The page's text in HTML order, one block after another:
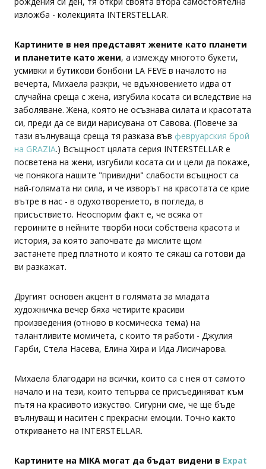
изложба - колекцията INTERSTELLAR.
Картините в нея представят жените като планети
и планетите като жени, а измежду многото букети,
усмивки и бутикови бонбони LA FEVE в началото на
вечерта, Михаела разкри, че вдъхновението идва от
случайна среща с жена, изгубила косата си вследствие на
заболяване. Жена, която не осъзнава силата и красотата
си, преди да се види нарисувана от Савова. (Повече за
тази вълнуваща среща тя разказа във февруарския брой
на GRAZIA.) Всъщност цялата серия INTERSTELLAR е
посветена на жени, изгубили косата си и цели да покаже,
че понякога нашите "привидни" слабости всъщност са
най-голямата ни сила, и че изворът на красотата се крие
вътре в нас - в одухотворението, в погледа, в
присъствието. Неоспорим факт е, че всяка от
героините в нейните творби носи собствена красота и
история, за която започвате да мислите щом
застанете пред платното и която те сякаш са готови да
ви разкажат.
Другият основен акцент в голямата за младата
художничка вечер бяха четирите красиви
произведения (отново в космическа тема) на
талантливите момичета, с които тя работи - Джулия
Гарби, Стела Насева, Елина Хира и Ида Лисичарова.
Mихаела благодари на всички, които са с нея от самото
начало и на тези, които тепърва се присъединяват към
пътя на красивото изкуство. Сигурни сме, че ще бъде
вълнуващ и наситен с прекрасни емоции. Точно както
откриването на INTERSTELLAR.
Картините на МIKA могат да бъдат видени в Expat